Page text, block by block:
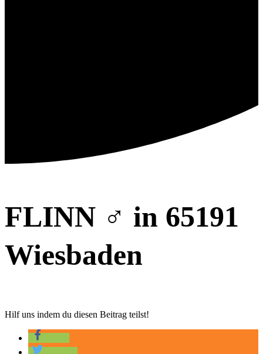
FLINN ♂️ in 65191
Wiesbaden
Hilf uns indem du diesen Beitrag teilst!